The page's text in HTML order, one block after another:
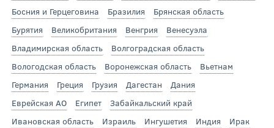
Босния и Герцеговина
Бразилия
Брянская область
Бурятия
Великобритания Венгрия
Венесуэла
Владимирская область
Волгоградская область
Вологодская область
Воронежская область
Вьетнам
Германия
Греция Грузия Дагестан
Дания
Еврейская АО
Египет
Забайкальский край
Ивановская область
Израиль Ингушетия Индия
Ирак